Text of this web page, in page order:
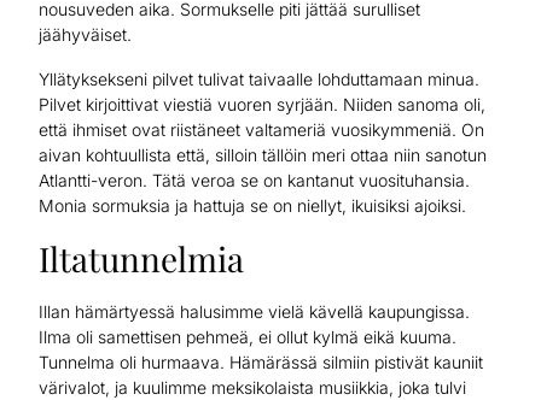
nousuveden aika. Sormukselle piti jättää surulliset
jäähyväiset.
Yllätyksekseni pilvet tulivat taivaalle lohduttamaan minua.
Pilvet kirjoittivat viestiä vuoren syrjään. Niiden sanoma oli,
että ihmiset ovat riistäneet valtameriä vuosikymmeniä. On
aivan kohtuullista että, silloin tällöin meri ottaa niin sanotun
Atlantti-veron. Tätä veroa se on kantanut vuosituhansia.
Monia sormuksia ja hattuja se on niellyt, ikuisiksi ajoiksi.
Iltatunnelmia
Illan hämärtyessä halusimme vielä kävellä kaupungissa.
Ilma oli samettisen pehmeä, ei ollut kylmä eikä kuuma.
Tunnelma oli hurmaava. Hämärässä silmiin pistivät kauniit
värivalot, ja kuulimme meksikolaista musiikkia, joka tulvi